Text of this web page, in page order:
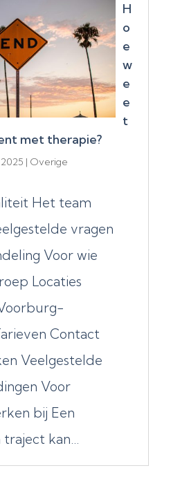
H
o
e
w
e
e
t
met therapie?
2025 | Overige
Het team
vragen
Voor wie
Locaties
Contact
Veelgestelde
Voor
bij Een
kan...